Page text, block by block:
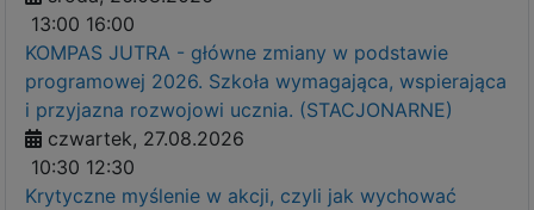
13:00 16:00
KOMPAS JUTRA - główne zmiany w podstawie
programowej 2026. Szkoła wymagająca, wspierająca
i przyjazna rozwojowi ucznia. (STACJONARNE)
czwartek, 27.08.2026
10:30 12:30
Krytyczne myślenie w akcji, czyli jak wychować